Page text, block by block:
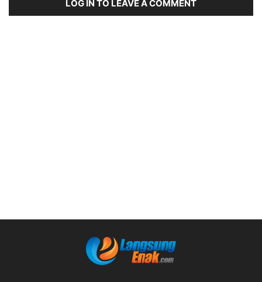
LOG IN TO LEAVE A COMMENT